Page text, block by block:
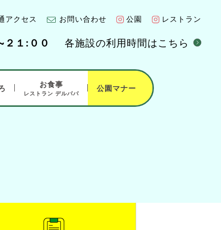
アクセス お問い合わせ 公園 レストラン
２１:００ 各施設の利用時間はこちら
お食事
レストラン デルパパ
公園マナー